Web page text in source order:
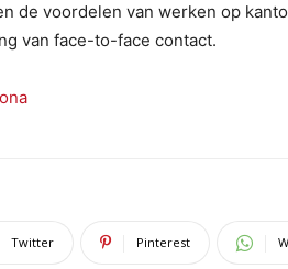
de voordelen van werken op
van face-to-face contact.
Twitter Pinterest